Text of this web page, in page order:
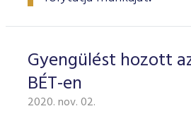
Gyengülést hozott
BÉT-en
2020. nov. 02.